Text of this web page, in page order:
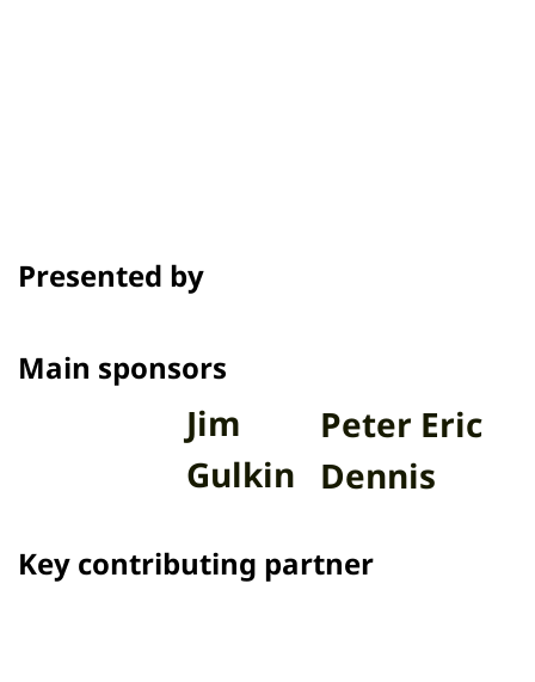
Presented by
Main sponsors
Peter Eric
Dennis
Jim
Gulkin
Key contributing partner